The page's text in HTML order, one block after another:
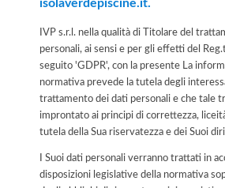
isolaverdepiscine.it.
IVP s.r.l. nella qualità di Titolare del
personali, ai sensi e per gli effetti del
seguito 'GDPR', con la presente La
normativa prevede la tutela degli
trattamento dei dati personali e che tale
improntato ai principi di correttezza,
tutela della Sua riservatezza e dei Suoi
I Suoi dati personali verranno trattati in
disposizioni legislative della normativa